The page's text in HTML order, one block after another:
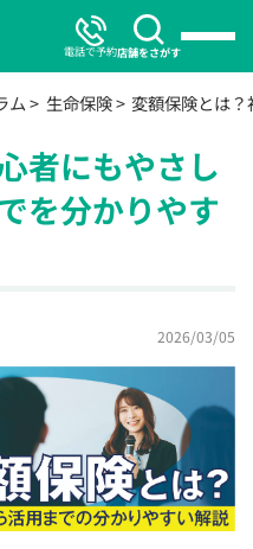
電話で予約店舗をさがす
ム 生命保険 変額保険とは
者にもやさし
を分かりやす
2026/03/05